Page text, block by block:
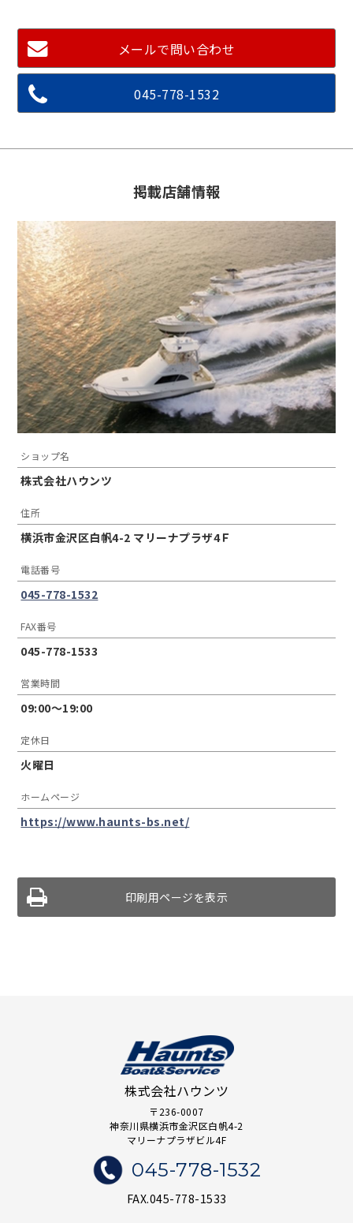
メールで問い合わせ
045-778-1532
掲載店舗情報
ショップ名
株式会社ハウンツ
住所
横浜市金沢区白帆4-2 マリーナプラザ4Ｆ
電話番号
045-778-1532
FAX番号
045-778-1533
営業時間
09:00〜19:00
定休日
火曜日
ホームページ
https://www.haunts-bs.net/
印刷用ページを表示
株式会社ハウンツ
〒236-0007
神奈川県横浜市金沢区白帆4-2
マリーナプラザビル4F
045-778-1532
FAX.045-778-1533